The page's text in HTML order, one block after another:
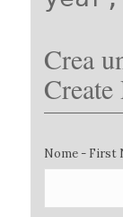
Crea
Nome - First